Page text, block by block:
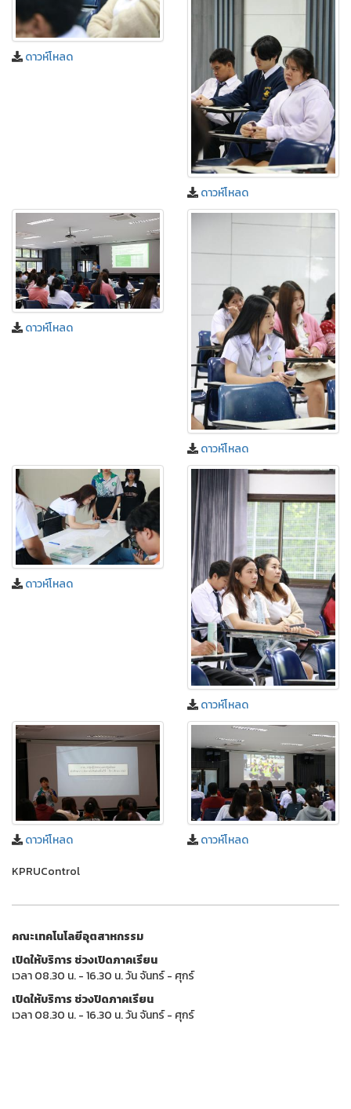
ดาวห์โหลด
ดาวห์โหลด
ดาวห์โหลด
ดาวห์โหลด
ดาวห์โหลด
ดาวห์โหลด
ดาวห์โหลด
ดาวห์โหลด
KPRUControl
คณะเทคโนโลยีอุตสาหกรรม
เปิดให้บริการ ช่วงเปิดภาคเรียน
เวลา 08.30 น. - 16.30 น. วัน จันทร์ - ศุกร์
เปิดให้บริการ ช่วงปิดภาคเรียน
เวลา 08.30 น. - 16.30 น. วัน จันทร์ - ศุกร์